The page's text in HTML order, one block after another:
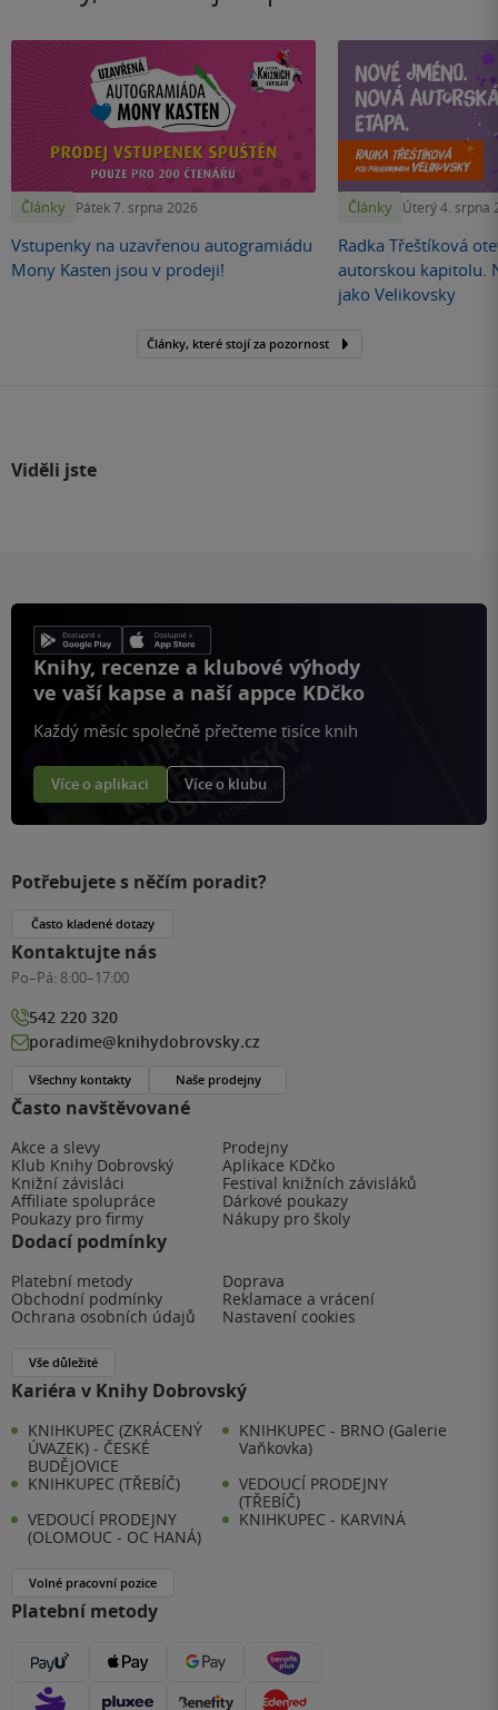
Články Pátek 7. srpna 2026
Vstupenky na uzavřenou autogramiádu
Mony Kasten jsou v prodeji!
Články Úterý 4. srpna
Radka Třeštíková
autorskou kapitolu.
jako Velikovsky
Články, které stojí za pozornost
Viděli jste
Knihy, recenze a klubové výhody
ve vaší kapse a naší appce KDčko
Každý měsíc společně přečteme tisíce knih
Více o aplikaci Více o klubu
Často navštěvované
Akce a slevy
Prodejny
Klub Knihy Dobrovský
Aplikace KDčko
Knižní závisláci
Festival knižních závisláků
Affiliate spolupráce
Dárkové poukazy
Poukazy pro firmy
Nákupy pro školy
Dodací podmínky
Platební metody
Doprava
Obchodní podmínky
Reklamace a vrácení
Ochrana osobních údajů
Nastavení cookies
Vše důležité
Kariéra v Knihy Dobrovský
KNIHKUPEC (ZKRÁCENÝ
ÚVAZEK) - ČESKÉ
BUDĚJOVICE
KNIHKUPEC - BRNO (Galerie
Vaňkovka)
KNIHKUPEC (TŘEBÍČ)
VEDOUCÍ PRODEJNY
(TŘEBÍČ)
VEDOUCÍ PRODEJNY
(OLOMOUC - OC HANÁ)
KNIHKUPEC - KARVINÁ
Volné pracovní pozice
Platební metody
Potřebujete s něčím poradit?
Často kladené dotazy
Kontaktujte nás
Po–Pá: 8:00–17:00
542 220 320
poradime@knihydobrovsky.cz
Všechny kontakty Naše prodejny